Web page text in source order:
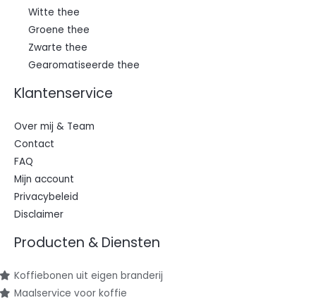
Witte thee
Groene thee
Zwarte thee
Gearomatiseerde thee
Klantenservice
Over mij & Team
Contact
FAQ
Mijn account
Privacybeleid
Disclaimer
Producten & Diensten
Koffiebonen uit eigen branderij
Maalservice voor koffie